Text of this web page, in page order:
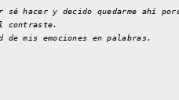
hacer y decido quedarme ahí
contraste.
mis emociones en palabras.